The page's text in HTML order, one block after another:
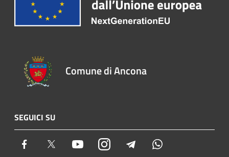
Comune di Ancona
SEGUICI SU
Facebook Twitter YoutubeInstagram Telegram